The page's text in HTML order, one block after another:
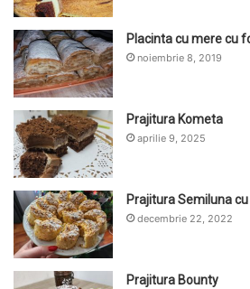
Placinta cu mere cu
noiembrie 8, 2019
Prajitura Kometa
aprilie 9, 2025
Prajitura Semiluna
decembrie 22, 2022
Prajitura Bounty